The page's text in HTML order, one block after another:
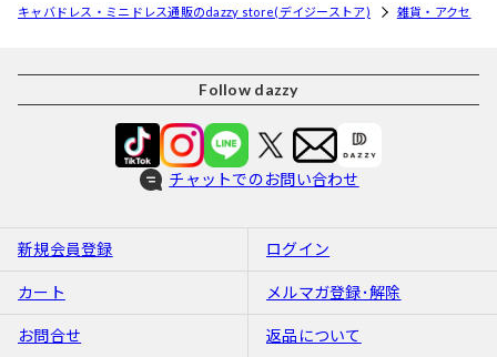
キャバドレス・ミニドレス通販のdazzy store(デイジーストア) 雑貨・アクセ
Follow dazzy
チャットでのお問い合わせ
新規会員登録 ログイン
カート メルマガ登録･解除
お問合せ 返品について